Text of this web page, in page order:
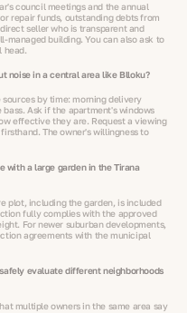
council meetings and the annual
repair funds, outstanding debts from
seller who is transparent and
managed building. You can also ask to
head.
noise in a central area like Blloku?
by time: morning delivery
Ask if the apartment's windows
effective they are. Request a viewing
The owner's willingness to
with a large garden in the Tirana
plot, including the garden, is included
fully complies with the approved
For newer suburban developments,
agreements with the municipal
evaluate different neighborhoods
multiple owners in the same area say